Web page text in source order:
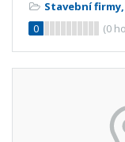
Stavební
0
(0